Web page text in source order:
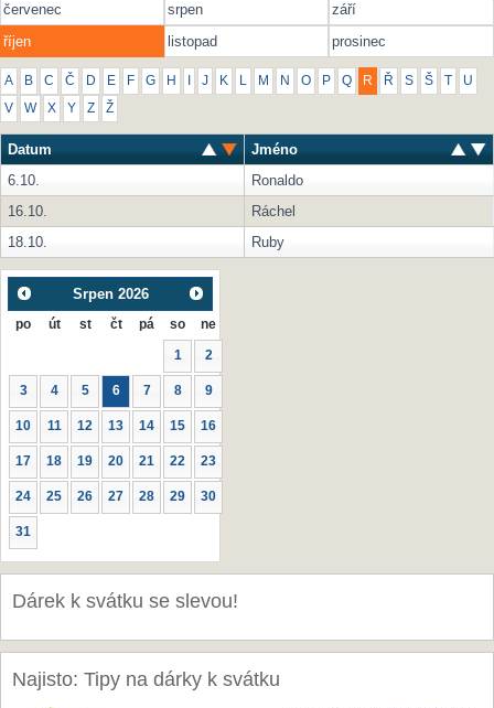
červenec
srpen
září
říjen
listopad prosinec
A B C Č D E F G H J K L M N O P Q R Ř S Š U
V W X Y Z Ž
Datum
Jméno
6.10.
Ronaldo
16.10.
Ráchel
18.10.
Ruby
Srpen 2026
po út st čt pá so ne
1 2
3 4 5 6 7 8 9
10 11 12 13 14 15 16
17 18 19 20 21 22 23
24 25 26 27 28 29 30
31
Dárek k svátku se slevou!
Najisto: Tipy na dárky k svátku